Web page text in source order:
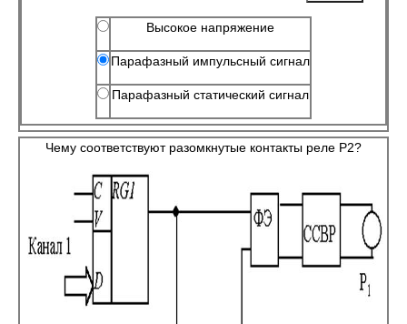
Высокое напряжение
Парафазный импульсный сигнал
Парафазный статический сигнал
Чему соответствуют разомкнутые контакты реле Р2?